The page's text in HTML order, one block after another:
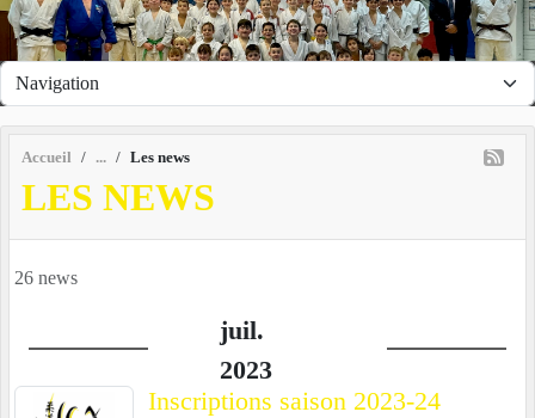
Accueil Les news
LES NEWS
26 news
juil.
2023
Inscriptions saison 2023-24